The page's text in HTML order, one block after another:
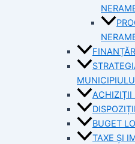
ACHIZIȚII
BUGET
TAXE ȘI